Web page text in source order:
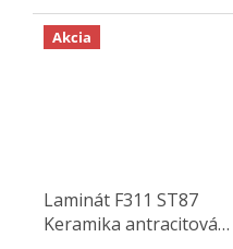
ochranou proti...
Akcia
Laminát F311 ST87
Keramika antracitová